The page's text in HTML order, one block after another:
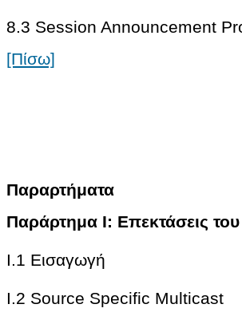
8.3 Session Announcement
[Πίσω]
Παραρτήματα
Παράρτημα Ι: Επεκτάσεις
Ι.1 Εισαγωγή
I.2 Source Specific Multicast